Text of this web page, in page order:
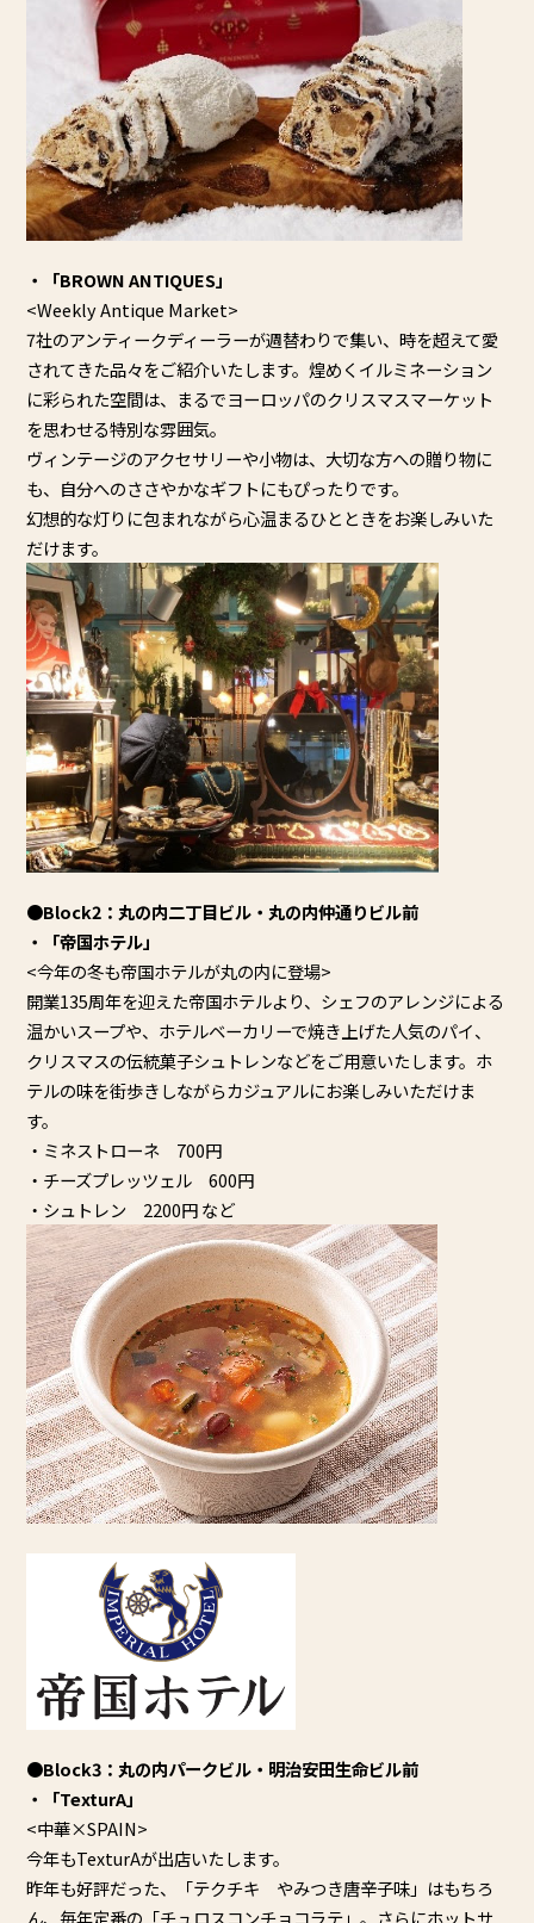
・「BROWN ANTIQUES」
<Weekly Antique Market>
7社のアンティークディーラーが週替わりで集い、時を超えて愛
されてきた品々をご紹介いたします。煌めくイルミネーション
に彩られた空間は、 まるでヨーロッパのクリスマスマーケット
を思わせる特別な雰囲気。
ヴィンテージのアクセサリーや小物は、大切な方への贈り物に
も、 自分へのささやかなギフトにもぴったりです。
幻想的な灯りに包まれながら心温まるひとときをお楽しみいた
だけます。
●Block2：丸の内二丁目ビル・丸の内仲通りビル前
・「帝国ホテル」
<今年の冬も帝国ホテルが丸の内に登場>
開業135周年を迎えた帝国ホテルより、 シェフのアレンジによる
温かいスープや、 ホテルベーカリーで焼き上げた人気のパイ、
クリスマスの伝統菓子シュトレンなどをご用意いたします。 ホ
テルの味を街歩きしながらカジュアルにお楽しみいただけま
す。
・ミネストローネ 700円
・チーズプレッツェル 600円
・シュトレン 2200円 など
●Block3：丸の内パークビル・明治安田生命ビル前
・「TexturA」
<中華×SPAIN>
今年もTexturAが出店いたします。
昨年も好評だった、「テクチキ やみつき唐辛子味」はもちろ
ん、毎年定番の「チュロスコンチョコラテ」。さらにホットサ